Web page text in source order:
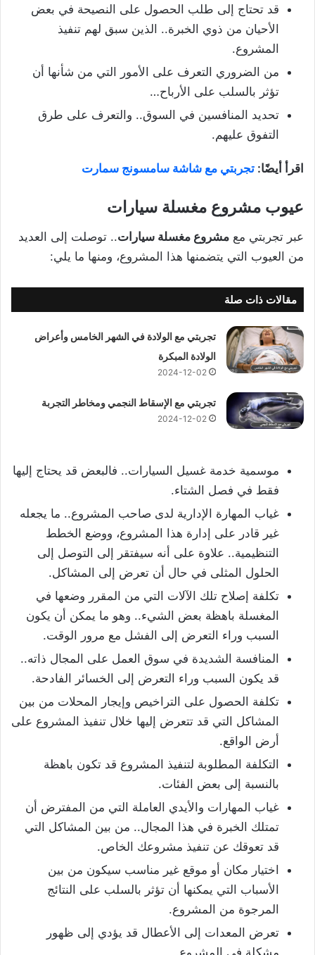
قد تحتاج إلى طلب الحصول على النصيحة في بعض
الأحيان من ذوي الخبرة.. الذين سبق لهم تنفيذ
المشروع.
من الضروري التعرف على الأمور التي من شأنها أن
تؤثر بالسلب على الأرباح…
تحديد المنافسين في السوق.. والتعرف على طرق
التفوق عليهم.
اقرأ أيضًا: تجربتي مع شاشة سامسونج سمارت
عيوب مشروع مغسلة سيارات
عبر تجربتي مع مشروع مغسلة سيارات.. توصلت إلى العديد
من العيوب التي يتضمنها هذا المشروع، ومنها ما يلي:
مقالات ذات صلة
تجربتي مع الولادة في الشهر الخامس وأعراض
الولادة المبكرة
2024-12-02
تجربتي مع الإسقاط النجمي ومخاطر التجربة
2024-12-02
موسمية خدمة غسيل السيارات.. فالبعض قد يحتاج إليها
فقط في فصل الشتاء.
غياب المهارة الإدارية لدى صاحب المشروع.. ما يجعله
غير قادر على إدارة هذا المشروع، ووضع الخطط
التنظيمية.. علاوة على أنه سيفتقر إلى التوصل إلى
الحلول المثلى في حال أن تعرض إلى المشاكل.
تكلفة إصلاح تلك الآلات التي من المقرر وضعها في
المغسلة باهظة بعض الشيء.. وهو ما يمكن أن يكون
السبب وراء التعرض إلى الفشل مع مرور الوقت.
المنافسة الشديدة في سوق العمل على المجال ذاته..
قد يكون السبب وراء التعرض إلى الخسائر الفادحة.
تكلفة الحصول على التراخيص وإيجار المحلات من بين
المشاكل التي قد تتعرض إليها خلال تنفيذ المشروع على
أرض الواقع.
التكلفة المطلوبة لتنفيذ المشروع قد تكون باهظة
بالنسبة إلى بعض الفئات.
غياب المهارات والأيدي العاملة التي من المفترض أن
تمتلك الخبرة في هذا المجال.. من بين المشاكل التي
قد تعوقك عن تنفيذ مشروعك الخاص.
اختيار مكان أو موقع غير مناسب سيكون من بين
الأسباب التي يمكنها أن تؤثر بالسلب على النتائج
المرجوة من المشروع.
تعرض المعدات إلى الأعطال قد يؤدي إلى ظهور